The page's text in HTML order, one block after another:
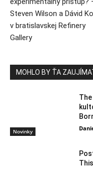
Steven Wilson a Dávid
v bratislavskej Refinery
Gallery
MOHLO BY ŤA
Novinky